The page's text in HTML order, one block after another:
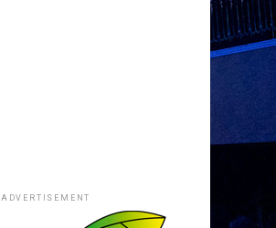
ADVERTISEMENT